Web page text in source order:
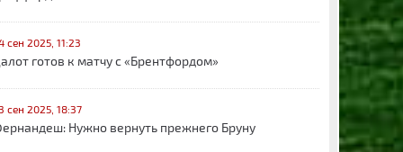
сен 2025, 11:23
готов к матчу с «Брентфордом»
сен 2025, 18:37
Нужно вернуть прежнего Бруну